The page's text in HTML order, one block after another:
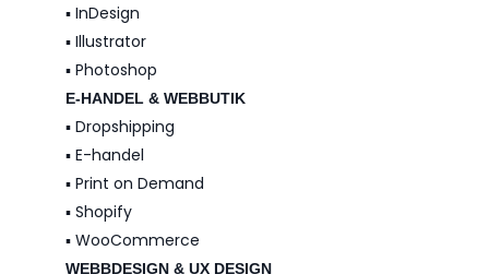
▪️ InDesign
▪️ Illustrator
▪️ Photoshop
E-HANDEL & WEBBUTIK
▪️ Dropshipping
▪️ E-handel
▪️ Print on Demand
▪️ Shopify
▪️ WooCommerce
WEBBDESIGN & UX DESIGN